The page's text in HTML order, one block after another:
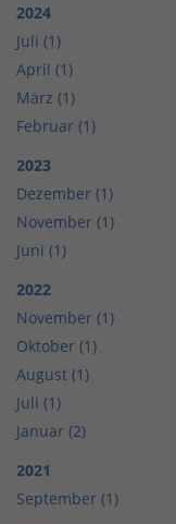
2024
Juli (1)
April (1)
März (1)
Februar (1)
2023
Dezember (1)
November (1)
Juni (1)
2022
November (1)
Oktober (1)
August (1)
Juli (1)
Januar (2)
2021
September (1)